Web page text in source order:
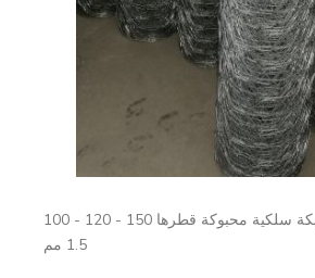
100 - 120 - 150 سم قرص العسل شبكة سلكية محبوكة قطرها
1.5 مم